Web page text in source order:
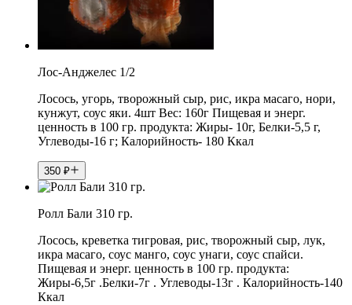
Лос-Анджелес 1/2
Лосось, угорь, творожный сыр, рис, икра масаго, нори,
кунжут, соус яки. 4шт Вес: 160г Пищевая и энерг.
ценность в 100 гр. продукта: Жиры- 10г, Белки-5,5 г,
Углеводы-16 г; Калорийность- 180 Ккал
350 ₽
Ролл Бали 310 гр.
Лосось, креветка тигровая, рис, творожный сыр, лук,
икра масаго, соус манго, соус унаги, соус спайси.
Пищевая и энерг. ценность в 100 гр. продукта:
Жиры-6,5г .Белки-7г . Углеводы-13г . Калорийность-140
Ккал